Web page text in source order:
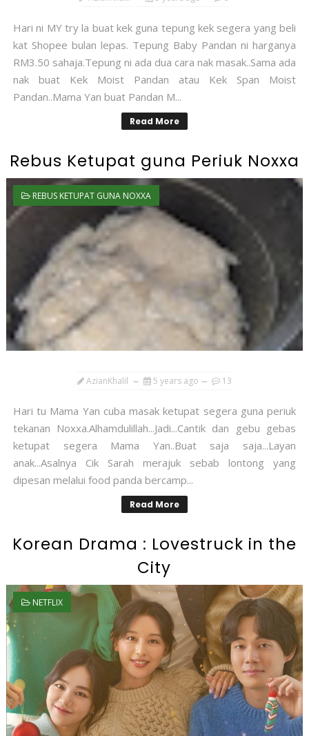
Hari ni MY try la buat kek guna tepung kek segera yang beli
kat Shopee bulan lepas. Tepung Baby Pandan ni harganya
RM3.50 sahaja.Tepung ni ada dua cara nak masak..Sama ada
nak buat Kek Moist Pandan atau Kek Span Moist
Pandan..Mama Yan buat Pandan M...
Read More
Rebus Ketupat guna Periuk Noxxa
REBUS KETUPAT GUNA NOXXA
AzianKhalil 5 years ago 13
Hari tu Mama Yan cuba masak ketupat segera guna periuk
tekanan Noxxa.Alhamdulillah...Jadi...Cantik dan gebu gebas
ketupat segera Mama Yan..Buat saja saja...Layan
anak...Asalnya Cik Sarah merajuk sebab lontong yang
dipesan melalui food panda bercamp...
Read More
Korean Drama : Lovestruck in the
City
NETFLIX